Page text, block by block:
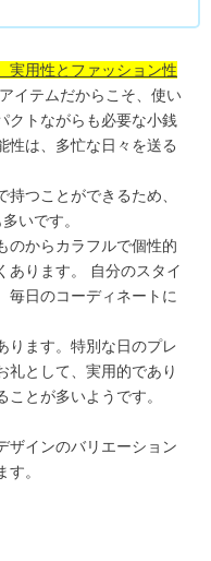
実用性とファッション性
イテムだからこそ、使い
クトながらも必要な小銭
性は、多忙な日々を送る
つことができるため、
いです。
のからカラフルで個性的
あります。 自分のスタイ
毎日のコーディネートに
ります。特別な日のプレ
礼として、実用的であり
とが多いようです。
ザインのバリエーション
。